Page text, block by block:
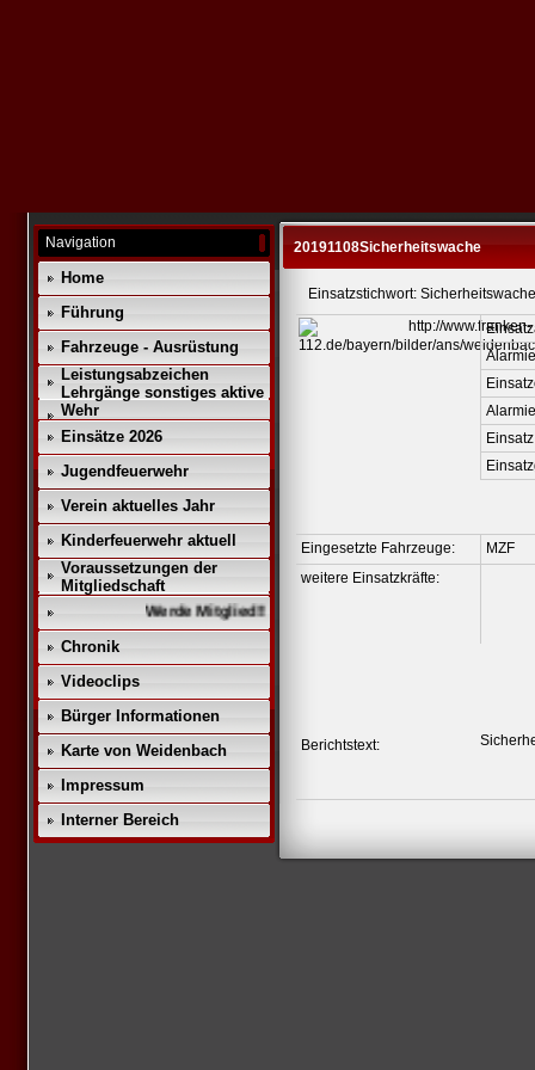
Navigation
Home
Führung
Fahrzeuge - Ausrüstung
Leistungsabzeichen
Lehrgänge sonstiges aktive
Wehr
Einsätze 2026
Jugendfeuerwehr
Verein aktuelles Jahr
Kinderfeuerwehr aktuell
Voraussetzungen der
Mitgliedschaft
Werde Mitglied!!
Chronik
Videoclips
Bürger Informationen
Karte von Weidenbach
Impressum
Interner Bereich
20191108Sicherheitswache
Einsatzstichwort: Sicherheitswache
Eingesetzte Fahrzeuge:
MZF
weitere Einsatzkräfte:
Berichtstext: